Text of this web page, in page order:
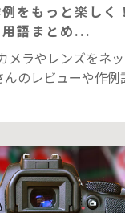
をもっと楽しく
語まとめ...
メラやレンズをネ
んのレビューや作例